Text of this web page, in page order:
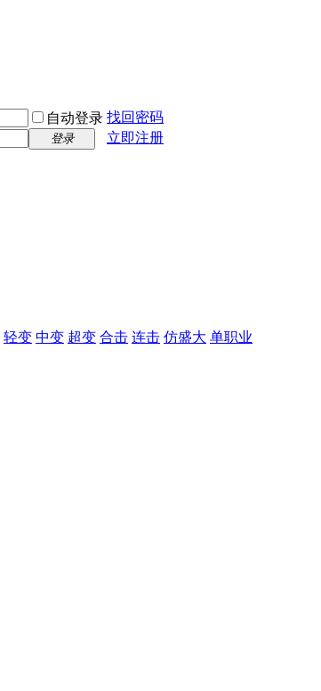
自动登录 找回密码
登录
立即注册
轻变 中变 超变 合击 连击 仿盛大 单职业